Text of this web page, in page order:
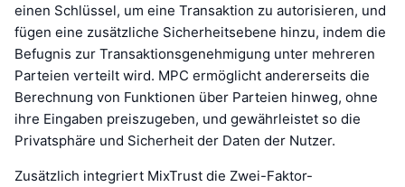
einen Schlüssel, um eine Transaktion zu autorisieren, und
fügen eine zusätzliche Sicherheitsebene hinzu, indem die
Befugnis zur Transaktionsgenehmigung unter mehreren
Parteien verteilt wird. MPC ermöglicht andererseits die
Berechnung von Funktionen über Parteien hinweg, ohne
ihre Eingaben preiszugeben, und gewährleistet so die
Privatsphäre und Sicherheit der Daten der Nutzer.
Zusätzlich integriert MixTrust die Zwei-Faktor-